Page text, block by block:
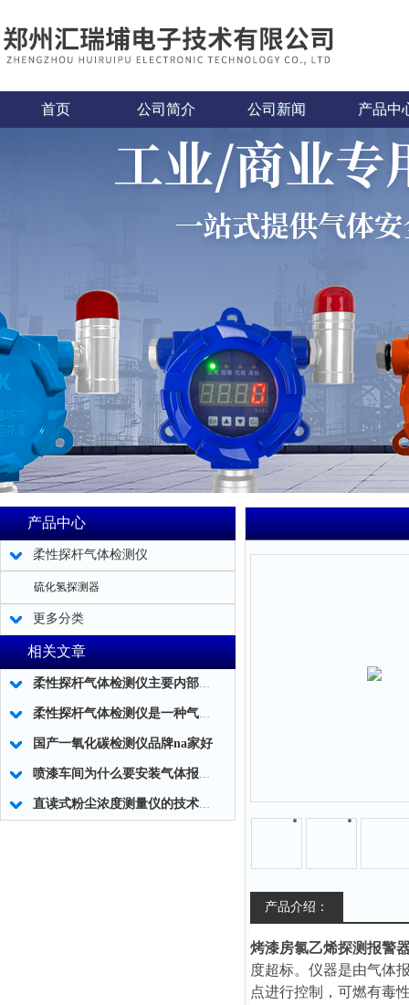
首页 公司简介 公司新闻 产品中
产品中心
柔性探杆气体检测仪
硫化氢探测器
更多分类
相关文章
柔性探杆气体检测仪主要内部结构简述
柔性探杆气体检测仪是一种气体泄露浓度检测的仪器仪表工具
国产一氧化碳检测仪品牌na家好
喷漆车间为什么要安装气体报警器？
直读式粉尘浓度测量仪的技术细节是哪些？
产品介绍：
烤漆房氯乙烯探测报警
度超标。仪器是由气体
点进行控制，可燃有毒